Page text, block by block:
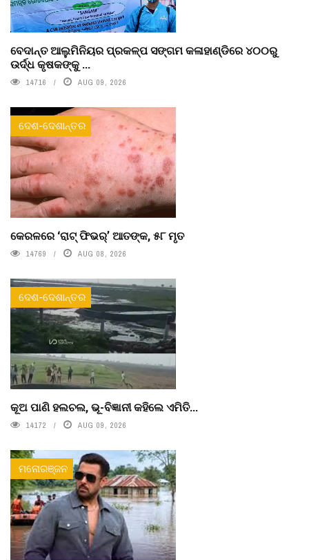
ବେଦାନ୍ତ ଆଲୁମିନିୟର ପ୍ରକଳ୍ପ ସଙ୍ଗମ କଳାହାଣ୍ଡିରେ ୪୦୦ରୁ
ଉର୍ଦ୍ଧ କୃଷକଙ୍କୁ ...
14716 AUG 09, 2026
ଦେଶ-ଦେଶାନ୍ତର
କେରଳରେ ‘ରାଟ୍ ଫିଭର୍’ ଆତଙ୍କ, ୫୮ ମୃତ
14769 AUG 08, 2026
ଦେଶ-ଦେଶାନ୍ତର
କୂଅ ପାଣି ହଲଚଲ, ଭୂ-ବିଜ୍ଞାନୀ କହିଲେ ଏମିତି...
14172 AUG 09, 2026
ମନୋରଞ୍ଜନ